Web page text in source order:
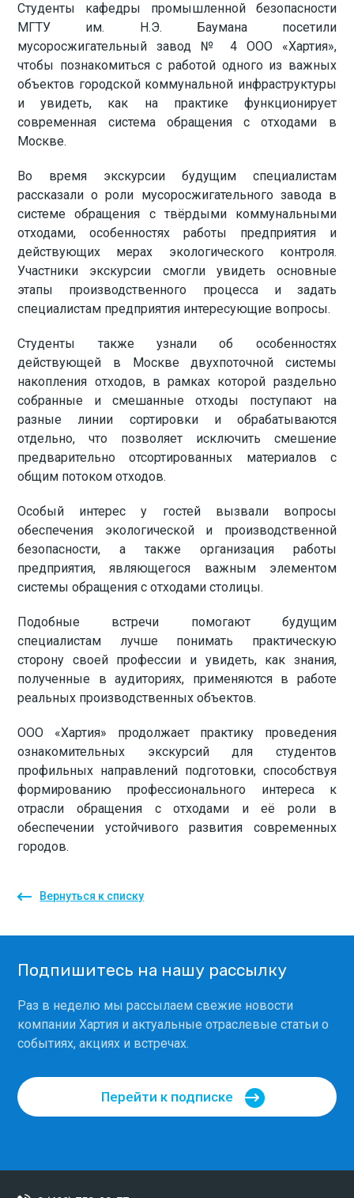
Студенты кафедры промышленной безопасности
МГТУ им. Н.Э. Баумана посетили
мусоросжигательный завод № 4 ООО «Хартия»,
чтобы познакомиться с работой одного из важных
объектов городской коммунальной инфраструктуры
и увидеть, как на практике функционирует
современная система обращения с отходами в
Москве.
Во время экскурсии будущим специалистам
рассказали о роли мусоросжигательного завода в
системе обращения с твёрдыми коммунальными
отходами, особенностях работы предприятия и
действующих мерах экологического контроля.
Участники экскурсии смогли увидеть основные
этапы производственного процесса и задать
специалистам предприятия интересующие вопросы.
Студенты также узнали об особенностях
действующей в Москве двухпоточной системы
накопления отходов, в рамках которой раздельно
собранные и смешанные отходы поступают на
разные линии сортировки и обрабатываются
отдельно, что позволяет исключить смешение
предварительно отсортированных материалов с
общим потоком отходов.
Особый интерес у гостей вызвали вопросы
обеспечения экологической и производственной
безопасности, а также организация работы
предприятия, являющегося важным элементом
системы обращения с отходами столицы.
Подобные встречи помогают будущим
специалистам лучше понимать практическую
сторону своей профессии и увидеть, как знания,
полученные в аудиториях, применяются в работе
реальных производственных объектов.
ООО «Хартия» продолжает практику проведения
ознакомительных экскурсий для студентов
профильных направлений подготовки, способствуя
формированию профессионального интереса к
отрасли обращения с отходами и её роли в
обеспечении устойчивого развития современных
городов.
Вернуться к списку
Подпишитесь на нашу рассылку
Раз в неделю мы рассылаем свежие новости
компании Хартия и актуальные отраслевые статьи о
событиях, акциях и встречах.
Перейти к подписке